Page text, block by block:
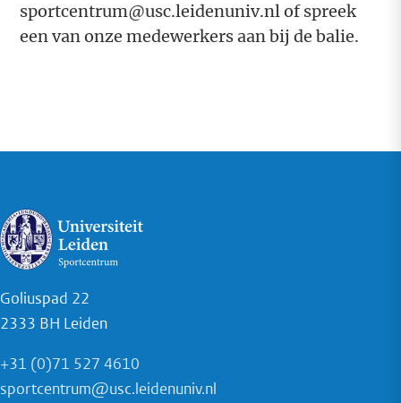
sportcentrum@usc.leidenuniv.nl of spreek
een van onze medewerkers aan bij de balie.
Goliuspad 22
2333 BH Leiden
+31 (0)71 527 4610
sportcentrum@usc.leidenuniv.nl